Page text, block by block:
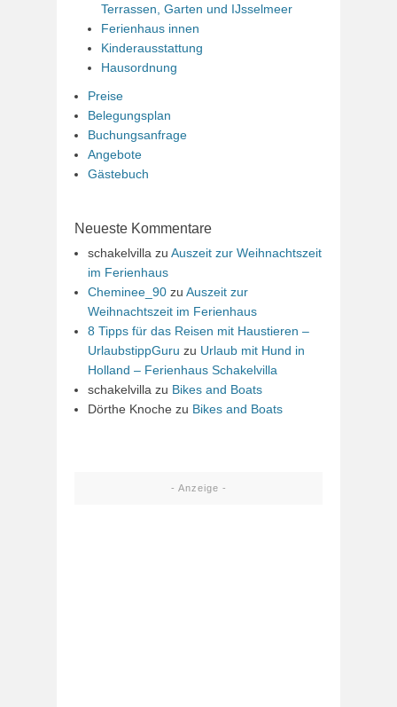
Terrassen, Garten und IJsselmeer
Ferienhaus innen
Kinderausstattung
Hausordnung
Preise
Belegungsplan
Buchungsanfrage
Angebote
Gästebuch
Neueste Kommentare
schakelvilla zu Auszeit zur Weihnachtszeit
im Ferienhaus
Cheminee_90 zu Auszeit zur
Weihnachtszeit im Ferienhaus
8 Tipps für das Reisen mit Haustieren –
UrlaubstippGuru zu Urlaub mit Hund in
Holland – Ferienhaus Schakelvilla
schakelvilla zu Bikes and Boats
Dörthe Knoche zu Bikes and Boats
- Anzeige -